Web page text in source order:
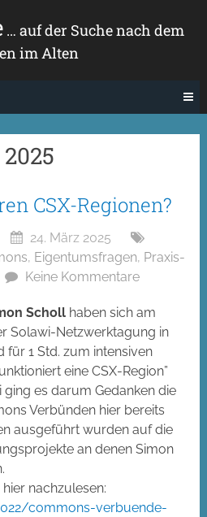
… auf der Suche nach dem
im Alten
CSX-Regionen?
24. März 2025
, Eigentumsfragen, Praxis-
Keine Kommentare
Scholl haben sich am
Solawi-Netzwerktagung in
für 1 Std. zum intensiven
eine CSX-Region”
es darum Gedanken die
Verbünden hier bereits
ausgeführt wurden auf die
an denen Simon
nachzulesen:
commons-verbuende-